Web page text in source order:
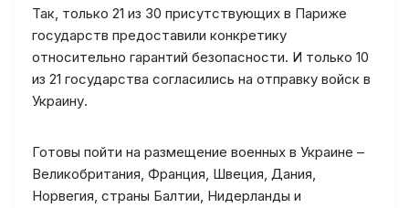
Так, только 21 из 30 присутствующих в Париже
государств предоставили конкретику
относительно гарантий безопасности. И только 10
из 21 государства согласились на отправку войск в
Украину.
Готовы пойти на размещение военных в Украине –
Великобритания, Франция, Швеция, Дания,
Норвегия, страны Балтии, Нидерланды и